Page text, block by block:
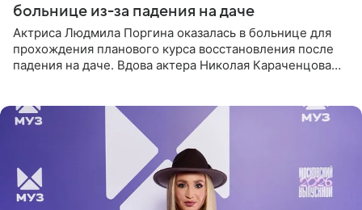
больнице из-за падения на даче
Актриса Людмила Поргина оказалась в больнице для
прохождения планового курса восстановления после
падения на даче. Вдова актера Николая Караченцова